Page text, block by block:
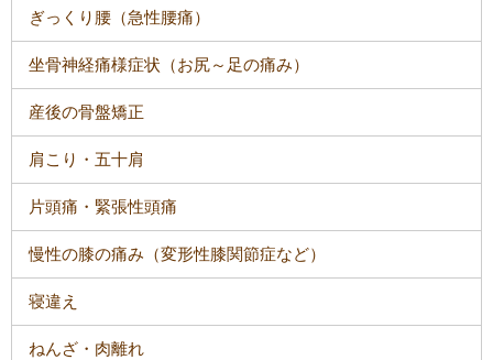
ぎっくり腰（急性腰痛）
坐骨神経痛様症状（お尻～足の痛み）
産後の骨盤矯正
肩こり・五十肩
片頭痛・緊張性頭痛
慢性の膝の痛み（変形性膝関節症など）
寝違え
ねんざ・肉離れ